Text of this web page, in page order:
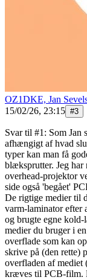
OZ1DKE, Jan
15/02/26, 23:15 #3
Svar til #1: Som Jan
afhængigt af hvad
typer kan man få
blæksprutter. Jeg har
overhead-projektor
side også 'begået'
De rigtige medier til
varm-laminator efter
og brugte egne
medier du bruger i
overflade som kan
skrive på (den rette)
overfladen af mediet
kræves til PCB-film.